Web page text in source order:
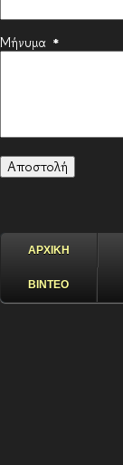
Μήνυμα *
ΑΡΧΙΚΗ
ΒΙΝΤΕΟ